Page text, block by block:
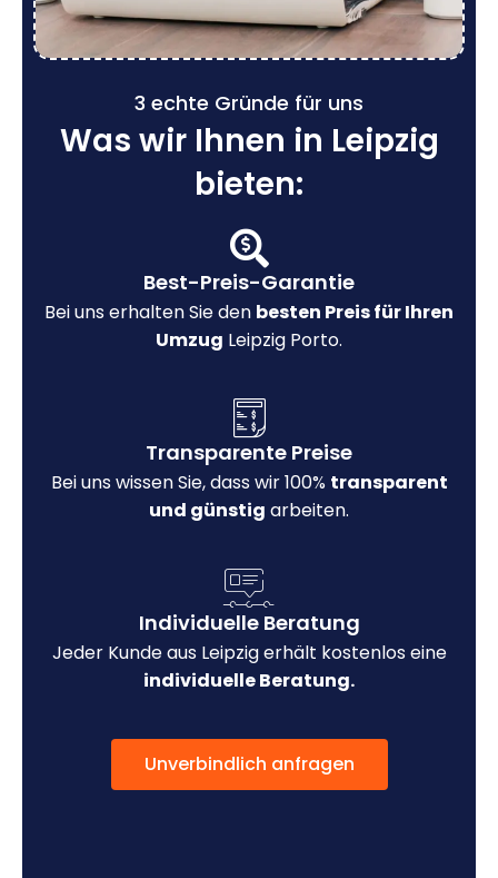
3 echte Gründe für uns
Was wir Ihnen in Leipzig
bieten:
Best-Preis-Garantie
Bei uns erhalten Sie den besten Preis für Ihren
Umzug Leipzig Porto.
Transparente Preise
Bei uns wissen Sie, dass wir 100% transparent
und günstig arbeiten.
Individuelle Beratung
Jeder Kunde aus Leipzig erhält kostenlos eine
individuelle Beratung.
Unverbindlich anfragen